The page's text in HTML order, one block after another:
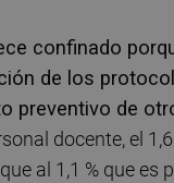
confinado
de los
preventivo de
docente, el
al 1,1 % que